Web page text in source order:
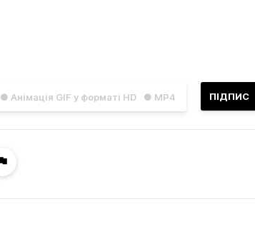
● Анімація GIF у форматі HD ● MP4 ПІДПИС